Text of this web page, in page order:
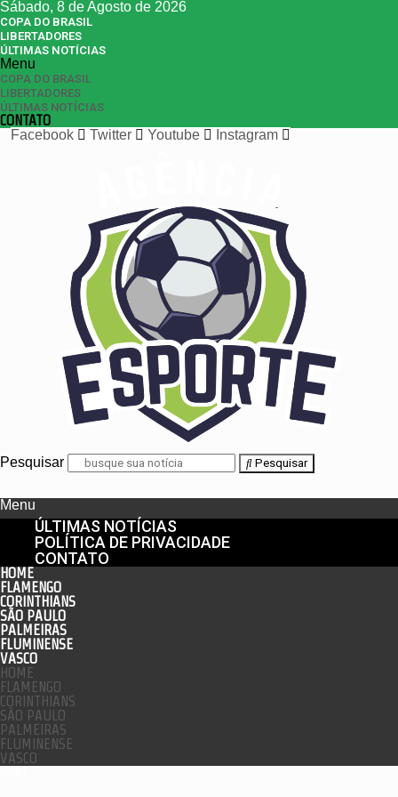
Sábado, 8 de Agosto de 2026
COPA DO BRASIL
LIBERTADORES
ÚLTIMAS NOTÍCIAS
Menu
COPA DO BRASIL
LIBERTADORES
ÚLTIMAS NOTÍCIAS
CONTATO
Facebook
Twitter Youtube Instagram
Pesquisar Pesquisar
Menu
ÚLTIMAS NOTÍCIAS
POLÍTICA DE PRIVACIDADE
CONTATO
HOME
FLAMENGO
CORINTHIANS
SÃO PAULO
PALMEIRAS
FLUMINENSE
VASCO
HOME
FLAMENGO
CORINTHIANS
SÃO PAULO
PALMEIRAS
FLUMINENSE
VASCO